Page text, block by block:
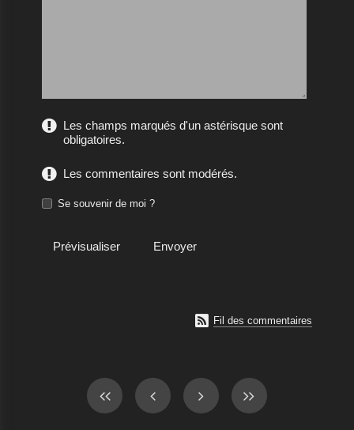
Les champs marqués d'un astérisque sont
obligatoires.
Les commentaires sont modérés.
Se souvenir de moi ?
 Fil des commentaires